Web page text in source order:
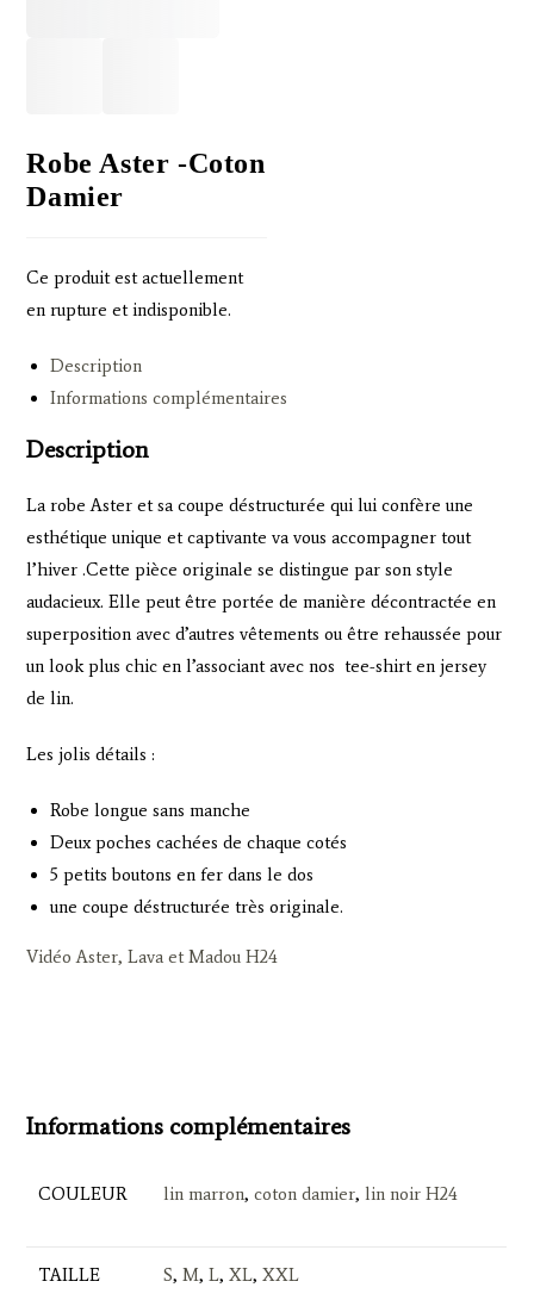
Robe Aster -coton
Damier
Ce produit est actuellement
en rupture et indisponible.
Description
Informations complémentaires
Description
La robe Aster et sa coupe déstructurée qui lui confère une
esthétique unique et captivante va vous accompagner tout
l’hiver .Cette pièce originale se distingue par son style
audacieux. Elle peut être portée de manière décontractée en
superposition avec d’autres vêtements ou être rehaussée pour
un look plus chic en l’associant avec nos tee-shirt en jersey
de lin.
Les jolis détails :
Robe longue sans manche
Deux poches cachées de chaque cotés
5 petits boutons en fer dans le dos
une coupe déstructurée très originale.
Vidéo Aster, Lava et Madou H24
Informations complémentaires
COULEUR lin marron,coton damier,lin noir H24
TAILLE S,M,L,XL,XXL